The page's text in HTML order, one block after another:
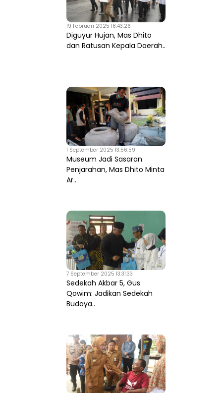
19 Februari 2025 18:43:26
Diguyur Hujan, Mas Dhito
dan Ratusan Kepala Daerah..
1 September 2025 13:56:59
Museum Jadi Sasaran
Penjarahan, Mas Dhito Minta
Ar..
7 September 2025 13:31:33
Sedekah Akbar 5, Gus
Qowim: Jadikan Sedekah
Budaya..